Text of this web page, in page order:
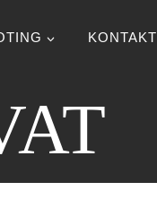
KONTAKT